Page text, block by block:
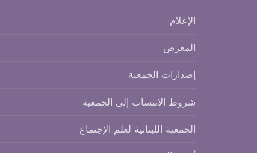
الإعلام
المعرض
إصدارات الجمعية
شروط الانتساب إلى الجمعية
الجمعية اللبنانية لعلم الإجتماع